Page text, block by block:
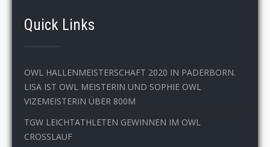
Quick Links
OWL HALLENMEISTERSCHAFT 2020 IN PADERBORN.
LISA IST OWL MEISTERIN UND SOPHIE OWL
VIZEMEISTERIN ÜBER 800M
TGW LEICHTATHLETEN GEWINNEN IM OWL
CROSSLAUF